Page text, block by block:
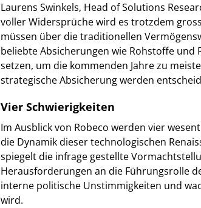
Laurens Swinkels, Head of Solutions
voller Widersprüche wird es trotzdem
müssen über die traditionellen
beliebte Absicherungen wie Rohstoffe und
setzen, um die kommenden Jahre zu
strategische Absicherung werden
Vier Schwierigkeiten
Im Ausblick von Robeco werden vier
die Dynamik dieser technologischen
spiegelt die infrage gestellte
Herausforderungen an die Führungsrolle
interne politische Unstimmigkeiten und
wird.